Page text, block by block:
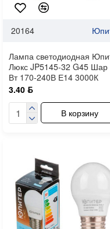
20164
Лампа светодиодная
Люкс JP5145-32 G45 Шар
Вт 170-240В Е14 3000К
3.40 ƃ
В корзину